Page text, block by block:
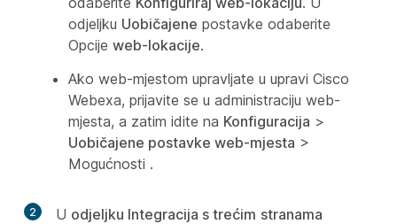
odjeljku Uobičajene postavke odaberite
Opcije web-lokacije.
Ako web-mjestom upravljate u upravi Cisco
Webexa, prijavite se u administraciju web-
mjesta, a zatim idite na Konfiguracija >
Uobičajene postavke web-mjesta >
Mogućnosti .
2 U odjeljku Integracija s trećim stranama